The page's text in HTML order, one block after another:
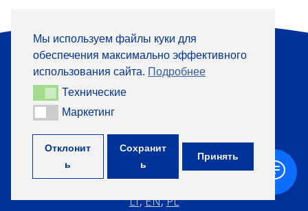
О компании
Продукция
Информация
+370 313 41133
©TML, 2026
LT,EN,PL
Мы используем файлы куки для
обеспечения максимально эффективного
использования сайта. Подробнее
Технические
Технические
МаркетингМаркетинг
Отклонит
ь
Сохранит
ь
Принять